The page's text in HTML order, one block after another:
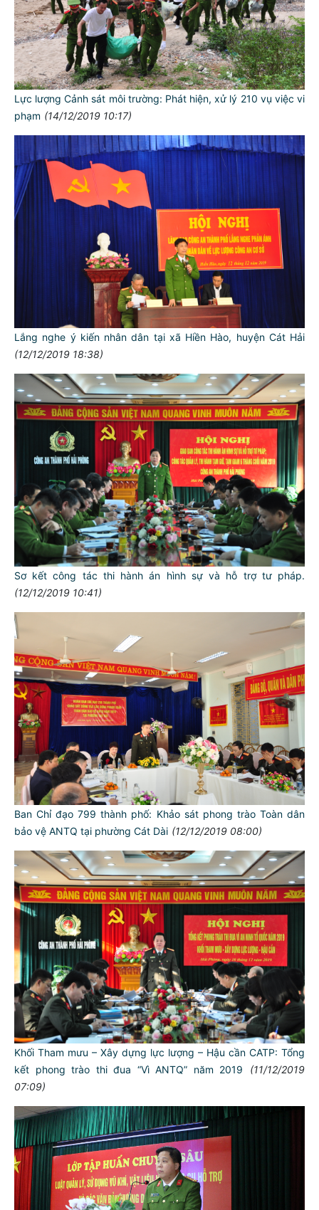
Lực lượng Cảnh sát môi trường: Phát hiện, xử lý 210 vụ việc vi
phạm (14/12/2019 10:17)
Lắng nghe ý kiến nhân dân tại xã Hiền Hào, huyện Cát Hải
(12/12/2019 18:38)
Sơ kết công tác thi hành án hình sự và hỗ trợ tư pháp.
(12/12/2019 10:41)
Ban Chỉ đạo 799 thành phố: Khảo sát phong trào Toàn dân
bảo vệ ANTQ tại phường Cát Dài (12/12/2019 08:00)
Khối Tham mưu – Xây dựng lực lượng – Hậu cần CATP: Tổng
kết phong trào thi đua “Vì ANTQ” năm 2019
(11/12/2019
07:09)